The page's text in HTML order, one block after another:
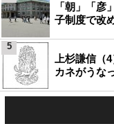
「朝」「
子制度で改
上杉謙信（
カネがうな
5